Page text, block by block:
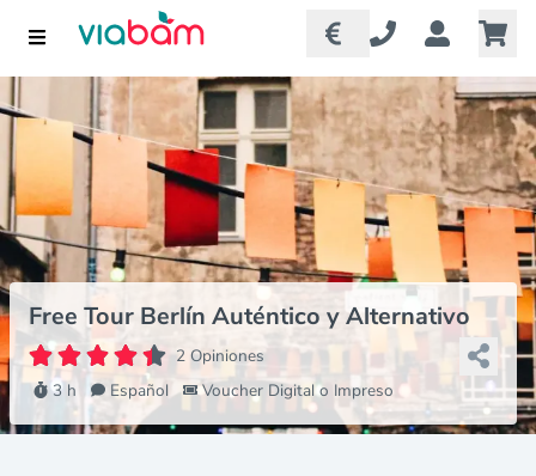
Free Tour Berlín Auténtico y Alternativo
2 Opiniones
3 h
Español Voucher Digital o Impreso